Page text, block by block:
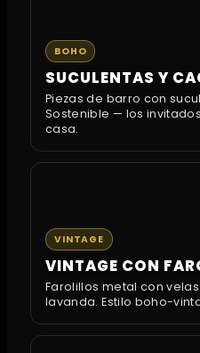
BOHO
SUCULENTAS Y
Piezas de barro con
Sostenible — los
casa.
VINTAGE
VINTAGE CON
Farolillos metal con
lavanda. Estilo boho-